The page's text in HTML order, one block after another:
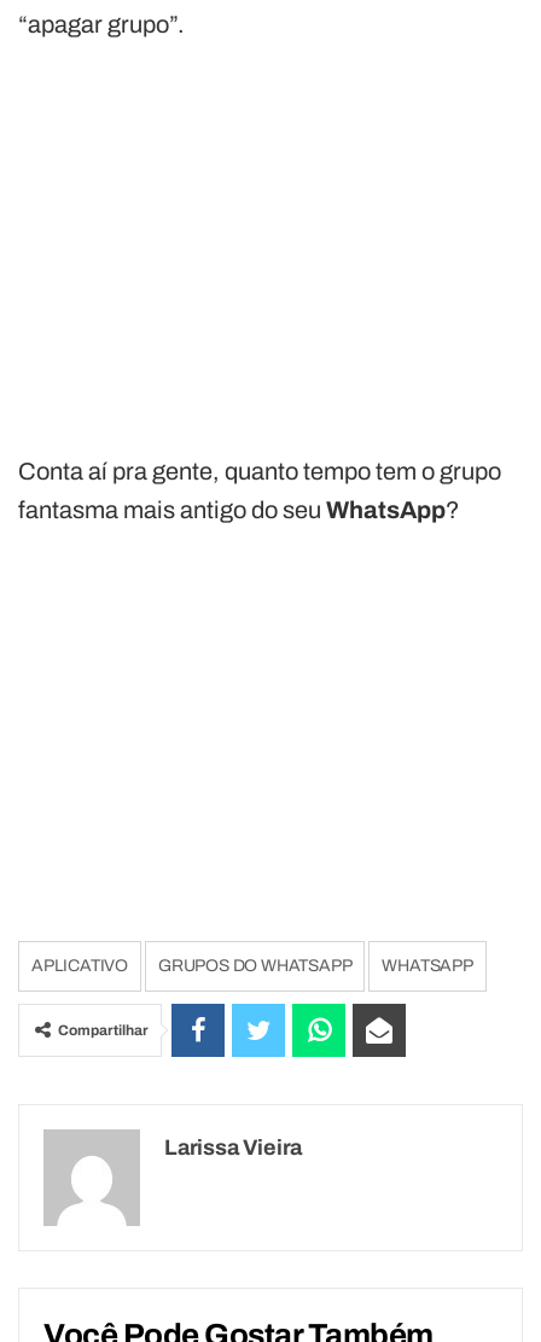
“apagar grupo”.
Conta aí pra gente, quanto tempo tem o grupo
fantasma mais antigo do seu WhatsApp?
APLICATIVO GRUPOS DO WHATSAPP WHATSAPP
Compartilhar
Larissa Vieira
Você Pode Gostar Também